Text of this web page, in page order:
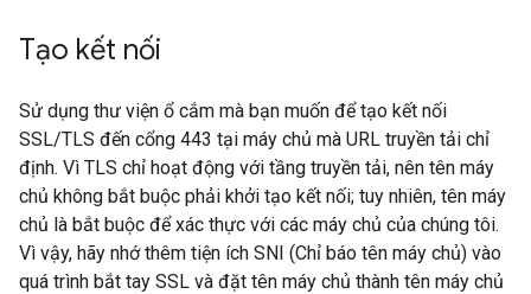
Tạo kết nối
Sử dụng thư viện ổ cắm mà bạn muốn để tạo kết nối
SSL/TLS đến cổng 443 tại máy chủ mà URL truyền tải chỉ
định. Vì TLS chỉ hoạt động với tầng truyền tải, nên tên máy
chủ không bắt buộc phải khởi tạo kết nối; tuy nhiên, tên máy
chủ là bắt buộc để xác thực với các máy chủ của chúng tôi.
Vì vậy, hãy nhớ thêm tiện ích SNI (Chỉ báo tên máy chủ) vào
quá trình bắt tay SSL và đặt tên máy chủ thành tên máy chủ